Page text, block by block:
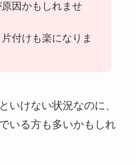
因かもしれませ
付けも楽になりま
いけない状況なのに、
いる方も多いかもしれ